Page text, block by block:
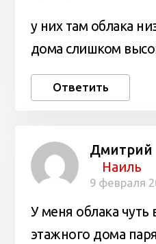
у них там облака
дома слишком
Ответить
Дмитрий
Наиль
9 февраля
У меня облака
этажного дома